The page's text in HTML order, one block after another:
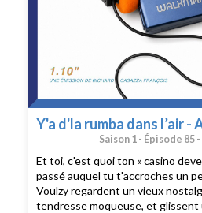
Y'a d'la rumba dans l’air -
Saison 1 - Épisode 85 -
Et toi, c'est quoi ton « casino
passé auquel tu t'accroches un
Voulzy regardent un vieux
tendresse moqueuse, et glissent